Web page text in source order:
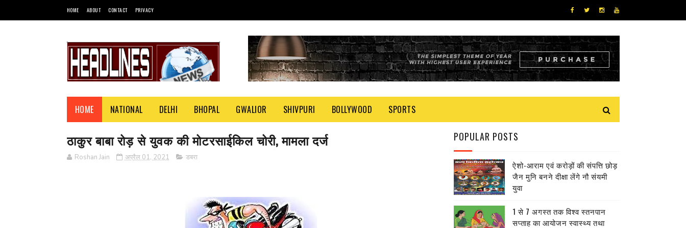
HOME ABOUT CONTACT PRIVACY
HOME NATIONAL DELHI BHOPAL GWALIOR SHIVPURI BOLLYWOOD SPORTS
ठाकुर बाबा रोड़ से युवक की मोटरसाईकिल चोरी, मामला दर्ज
Roshan Jain अप्रैल 01, 2021 डबरा
POPULAR POSTS
ऐशो-आराम एवं करोड़ों की संपत्ति छोड़
जैन मुनि बनने दीक्षा लेंगे नौ संयमी
युवा
1 से 7 अगस्त तक विश्व स्तनपान
सप्ताह का आयोजन स्वास्थ्य तथा